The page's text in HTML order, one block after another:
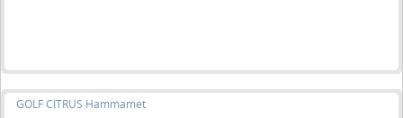
GOLF CITRUS Hammamet